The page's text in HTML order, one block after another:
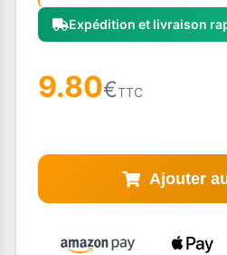
Expédition et livraison
9.80€TTC
Ajouter